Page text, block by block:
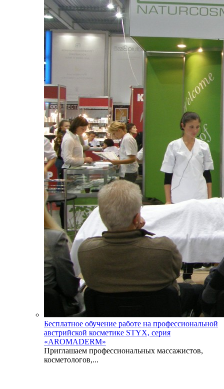
Бесплатное обучение работе на профессиональной
австрийской косметике STYX, серия
«AROMADERM»
Приглашаем профессиональных массажистов,
косметологов,...